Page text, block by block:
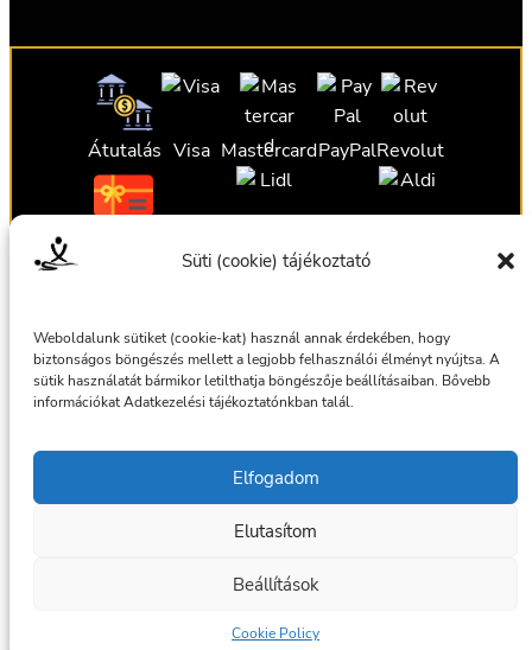
Süti (cookie) tájékoztató
Weboldalunk sütiket (cookie-kat) használ annak érdekében, hogy
biztonságos böngészés mellett a legjobb felhasználói élményt nyújtsa. A
sütik használatát bármikor letilthatja böngészője beállításaiban. Bővebb
információkat Adatkezelési tájékoztatónkban talál.
Elfogadom
Elutasítom
Beállítások
Cookie Policy
Átutalás Visa MastercardPayPalRevolut
Ajándékutalvány
Ajándékutalvány
Általános szerződési feltételek
Adatkezelési tájékoztató
Facebook